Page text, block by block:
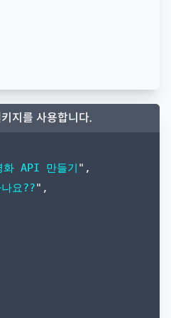
지를 사용합니다.
화 API 만들기 ",
요??",